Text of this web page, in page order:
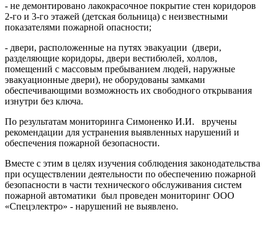
- не демонтировано лакокрасочное покрытие стен коридоров
2-го и 3-го этажей (детская больница) с неизвестными
показателями пожарной опасности;
- двери, расположенные на путях эвакуации (двери,
разделяющие коридоры, двери вестибюлей, холлов,
помещений с массовым пребыванием людей, наружные
эвакуационные двери), не оборудованы замками
обеспечивающими возможность их свободного открывания
изнутри без ключа.
По результатам мониторинга Симоненко И.И. вручены
рекомендации для устранения выявленных нарушений и
обеспечения пожарной безопасности.
Вместе с этим в целях изучения соблюдения законодательства
при осуществлении деятельности по обеспечению пожарной
безопасности в части технического обслуживания систем
пожарной автоматики был проведен мониторинг ООО
«Спецэлектро» - нарушений не выявлено.